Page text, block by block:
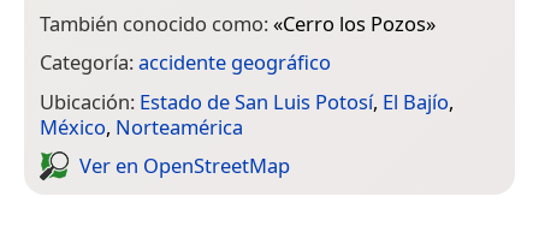
También conocido como:«Cerro los Pozos»
Categoría:accidente geográfico
Ubicación: Estado de San Luis Potosí, El Bajío,
México, Norteamérica
Ver en Open­Street­Map